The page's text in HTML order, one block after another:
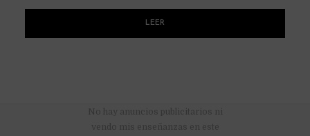
LEER
No hay anuncios publicitarios ni
vendo mis enseñanzas en este